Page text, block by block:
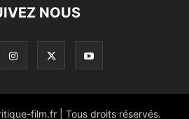
NOUS
film.fr | Tous droits réservés.